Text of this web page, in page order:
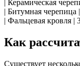
| Керамическая
| Битумная черепица
| Фальцевая кровля |
Как
Существует